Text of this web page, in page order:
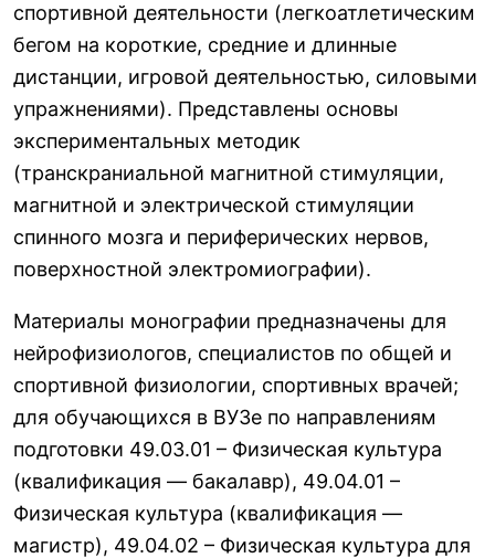
спортивной деятельности (легкоатлетическим
бегом на короткие, средние и длинные
дистанции, игровой деятельностью, силовыми
упражнениями). Представлены основы
экспериментальных методик
(транскраниальной магнитной стимуляции,
магнитной и электрической стимуляции
спинного мозга и периферических нервов,
поверхностной электромиографии).
Материалы монографии предназначены для
нейрофизиологов, специалистов по общей и
спортивной физиологии, спортивных врачей;
для обучающихся в ВУЗе по направлениям
подготовки 49.03.01 – Физическая культура
(квалификация — бакалавр), 49.04.01 –
Физическая культура (квалификация —
магистр), 49.04.02 – Физическая культура для